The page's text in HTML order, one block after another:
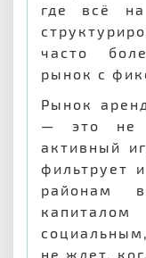
где всё
часто
рынок с
Рынок
— это не
активный
фильтрует
районам
не ждет,